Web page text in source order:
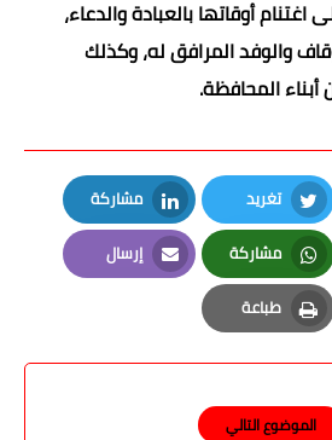
اغتنام أوقاتها بالعبادة والدعاء،
والوفد المرافق له، وكذلك
المحافظة.
تغريد
Twitter
مشاركة
LinkedIn
مشاركة
Whatsapp
إرسال
Email
طباعة
Print
الموضوع التالي